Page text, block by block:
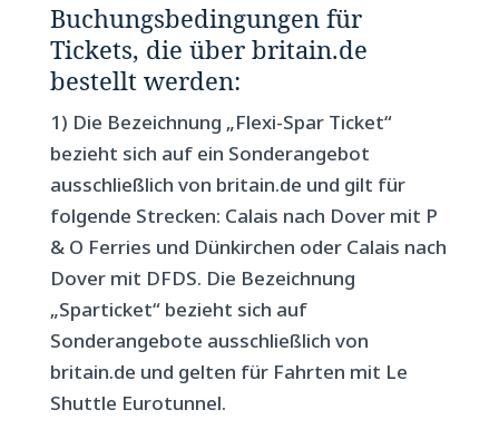
Buchungsbedingungen für
Tickets, die über britain.de
bestellt werden:
1) Die Bezeichnung „Flexi-Spar Ticket“
bezieht sich auf ein Sonderangebot
ausschließlich von britain.de und gilt für
folgende Strecken: Calais nach Dover mit P
& O Ferries und Dünkirchen oder Calais nach
Dover mit DFDS. Die Bezeichnung
„Sparticket“ bezieht sich auf
Sonderangebote ausschließlich von
britain.de und gelten für Fahrten mit Le
Shuttle Eurotunnel.